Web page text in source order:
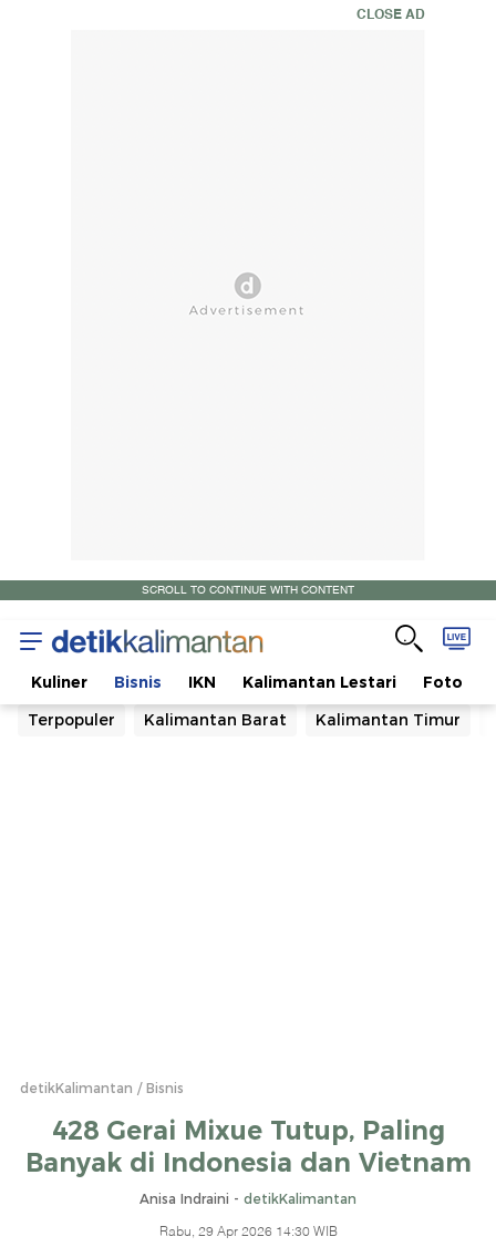
CLOSE AD
SCROLL TO CONTINUE WITH CONTENT
Kuliner Bisnis IKN Kalimantan Lestari Foto
Terpopuler
Kalimantan Barat Kalimantan Timur
detikKalimantan Bisnis
428 Gerai Mixue Tutup, Paling
Banyak di Indonesia dan Vietnam
Anisa Indraini - detikKalimantan
Rabu, 29 Apr 2026 14:30 WIB